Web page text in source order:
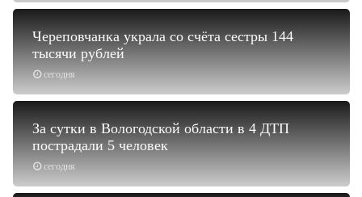
сегодня
Череповчанка украла со счёта сестры 144
тысячи рублей
сегодня
За сутки в Вологодской области в 4 ДТП
пострадали 5 человек